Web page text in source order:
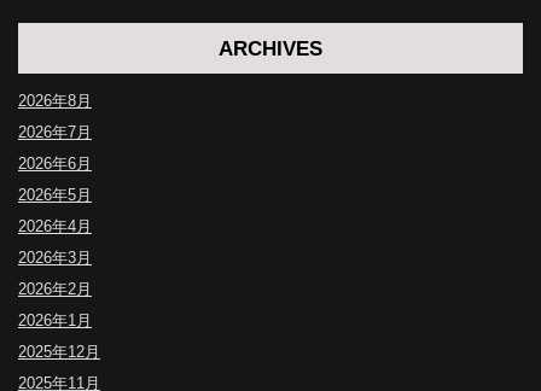
ARCHIVES
2026年8月
2026年7月
2026年6月
2026年5月
2026年4月
2026年3月
2026年2月
2026年1月
2025年12月
2025年11月